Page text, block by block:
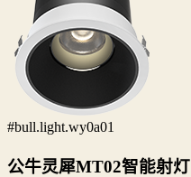
#bull.light.wy0a01
公牛灵犀MT02智能射灯